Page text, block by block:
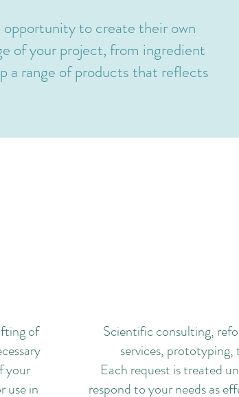
to create their own
of your project, from ingredient
a range of products that reflects
of
your
use in
Scientific consulting,
services, prototyping,
Each request is treated
respond to your needs as